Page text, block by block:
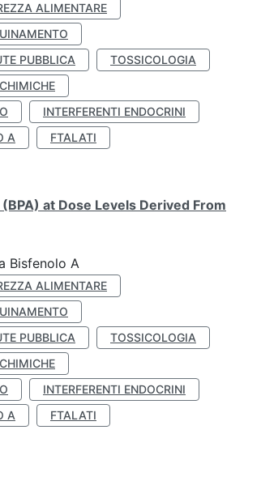
ALIMENTARE
PUBBLICA
TOSSICOLOGIA
INTERFERENTI ENDOCRINI
A
FTALATI
at Dose Levels Derived From
Bisfenolo A
ALIMENTARE
PUBBLICA
TOSSICOLOGIA
INTERFERENTI ENDOCRINI
A
FTALATI